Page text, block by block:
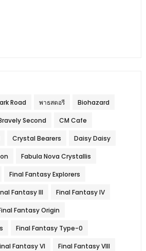
Road พาธสตอรี Biohazard
Second CM Cafe
Crystal Bearers Daisy Daisy
Fabula Nova Crystallis
Final Fantasy Explorers
Fantasy III Final Fantasy IV
Fantasy Origin
Final Fantasy Type-0
Fantasy VI Final Fantasy VIII